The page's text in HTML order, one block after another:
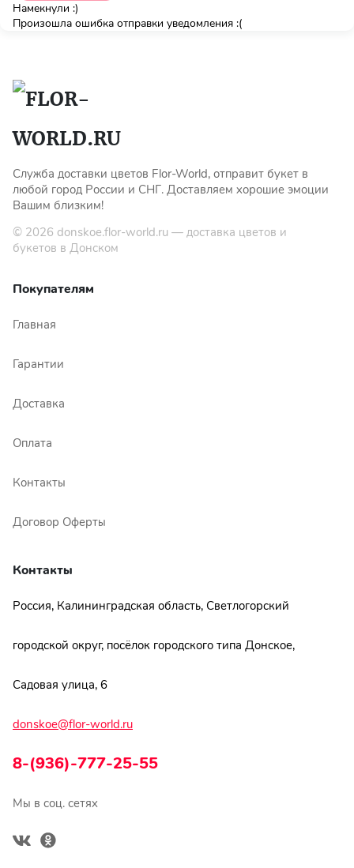
Намекнули :)
Произошла ошибка отправки уведомления :(
Служба доставки цветов Flor-World, отправит букет в
любой город России и СНГ. Доставляем хорошие эмоции
Вашим близким!
© 2026 donskoe.flor-world.ru — доставка цветов и
букетов в Донском
Покупателям
Главная
Гарантии
Доставка
Оплата
Контакты
Договор Оферты
Контакты
Россия, Калининградская область, Светлогорский
городской округ, посёлок городского типа Донское,
Садовая улица, 6
donskoe@flor-world.ru
8-(936)-777-25-55
Мы в соц. сетях